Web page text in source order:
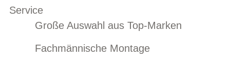
Service
Große Auswahl aus Top-Marken
Fachmännische Montage